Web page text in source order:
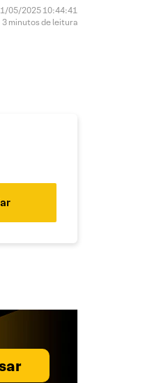
05/2025 10:44:41
3 minutos de leitura